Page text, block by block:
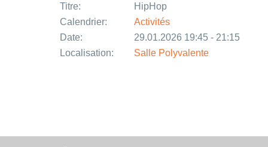
Titre:
HipHop
Calendrier:
Activités
Date:
29.01.2026 19:45 - 21:15
Localisation:
Salle Polyvalente